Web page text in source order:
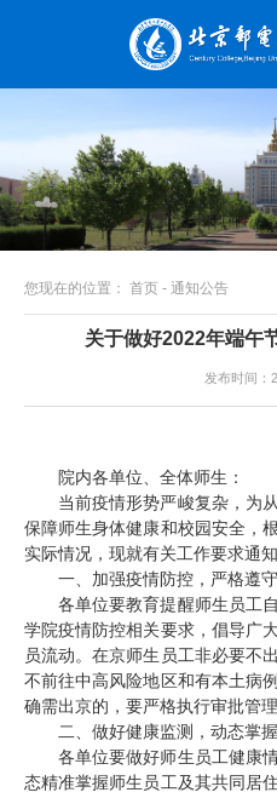
页
学
院
您现在的位置： 首页 - 通知公告
关于做好2022年端午
发布时间：
院内各单位、全体师生：
当前疫情形势严峻复杂，为
保障师生身体健康和校园安全，
实际情况，现就有关工作要求通知
一、加强疫情防控，严格遵
各单位要教育提醒师生员工
学院疫情防控相关要求，倡导广
员流动。在京师生员工非必要不
不前往中高风险地区和有本土病
确需出京的，要严格执行审批管理
二、做好健康监测，动态掌
各单位要做好师生员工健康
态精准掌握师生员工及其共同居